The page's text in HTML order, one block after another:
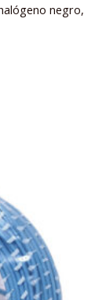
negro,